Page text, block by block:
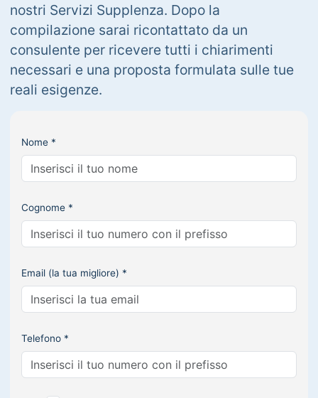
nostri Servizi Supplenza. Dopo la
compilazione sarai ricontattato da un
consulente per ricevere tutti i chiarimenti
necessari e una proposta formulata sulle tue
reali esigenze.
Nome *
Cognome *
Email (la tua migliore) *
Telefono *